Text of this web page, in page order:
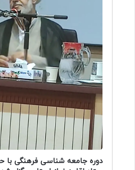
دوره جامعه شناسی فرهنگی با